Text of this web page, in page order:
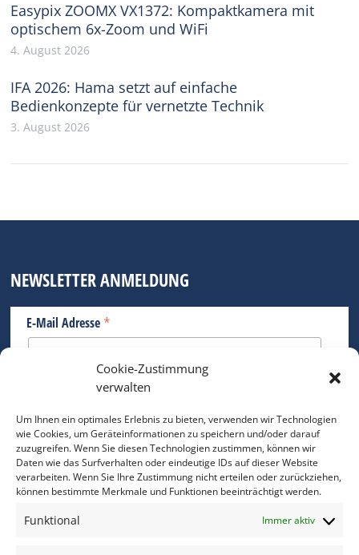
Cookie-Zustimmung
verwalten
Um Ihnen ein optimales Erlebnis zu bieten, verwenden wir Technologien
wie Cookies, um Geräteinformationen zu speichern und/oder darauf
zuzugreifen. Wenn Sie diesen Technologien zustimmen, können wir
Daten wie das Surfverhalten oder eindeutige IDs auf dieser Website
verarbeiten. Wenn Sie Ihre Zustimmung nicht erteilen oder zurückziehen,
können bestimmte Merkmale und Funktionen beeinträchtigt werden.
Funktional Immer aktiv
Easypix ZOOMX VX1372: Kompaktkamera mit
optischem 6x-Zoom und WiFi
4. August 2026
IFA 2026: Hama setzt auf einfache
Bedienkonzepte für vernetzte Technik
3. August 2026
NEWSLETTER ANMELDUNG
E-Mail Adresse *
Bitte geben Sie Ihre E-Mail Adresse ein.
*